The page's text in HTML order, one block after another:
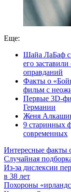
Еще:
Шайа ЛаБаф
его
оправданий
Факты о
фильм с
Первые 3D-
Германии
Женя
9 старинных
современных
Интересные факты
Случайная
Из-за дислексии
в 38 лет
Похороны